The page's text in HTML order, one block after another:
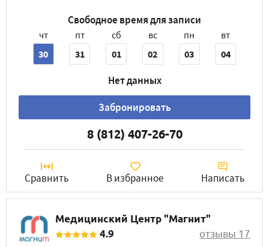
Свободное время для записи
чт
30
пт
31
сб
01
вс
02
пн
03
вт
04
Нет данных
Забронировать
8 (812) 407-26-70
Сравнить В избранное Написать
Медицинский Центр "Магнит"
4.9
отзывы 17